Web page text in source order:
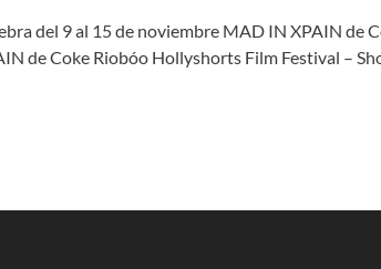
del 9 al 15 de noviembre MAD IN XPAIN
de Coke Riobóo Hollyshorts Film Festival –